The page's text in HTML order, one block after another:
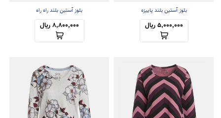
بلوز آستین بلند پاییزه
5,000,000 ریال
بلوز آستین بلند راه راه
8,800,000 ریال